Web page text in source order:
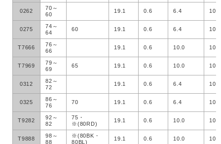
0262
70～
60
19.1 0.6 6.4 100
0275
74～
64
60 19.1 0.6 6.4 100
T7666
76～
66
19.1 0.6 10.0 100
T7969
79～
69
65 19.1 0.6 10.0 100
0312
82～
72
19.1 0.6 6.4 100
0325
86～
76
70 19.1 0.6 6.4 100
T9282
92～
82
75・
※(80RD)
19.1 0.6 10.0 100
T9888
98～
88
※(80BK・
80BL)
19.1 0.6 10.0 100